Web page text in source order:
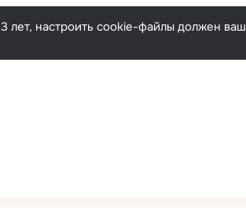
Русский
лет, настроить cookie-файлы должен ваш